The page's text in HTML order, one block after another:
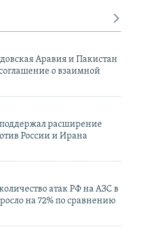
Аравия и Пакистан
о взаимной
расширение
России и Ирана
атак РФ на АЗС в
на 72% по сравнению